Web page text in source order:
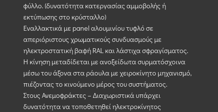
φύλλο. (δυνατότητα κατεργασίας αμμοβολής ή
εκτύπωσης στο κρύσταλλο)
Εναλλακτικά με panel αλουμινίου τυφλό σε
απεριόριστους χρωματικούς συνδυασμούς με
ηλεκτροστατική βαφή RAL και λάστιχα σφραγίσματος.
Η κίνηση μεταδίδεται με ανοξείδωτα συρματόσχοινα
μέσω του άξονα στα ράουλα με χειροκίνητο μηχανισμό,
πιέζοντας το κινούμενο μέρος του συστήματος.
Στους Ανεμοφράκτες – Διαχωριστικά υπάρχει
δυνατότητα να τοποθετηθεί ηλεκτροκίνητος